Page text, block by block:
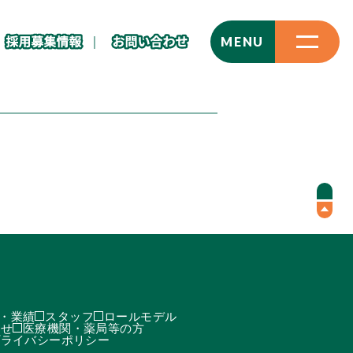
MENU
CLOSE
業績 スタッフ
ロールモデル
医療機関・薬局等の方
イバシーポリシー